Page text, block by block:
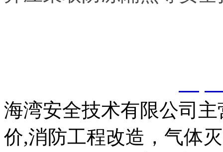
海湾安全技术有限公司
价,消防工程改造，气体